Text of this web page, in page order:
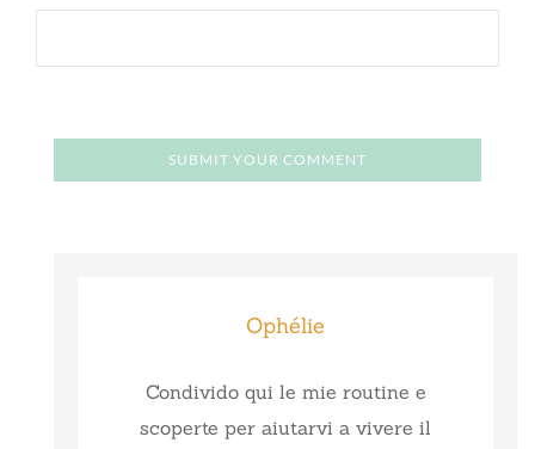
Ophélie
Condivido qui le mie routine e
scoperte per aiutarvi a vivere il